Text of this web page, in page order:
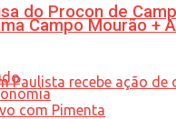
do Procon de
Campo Mourão +
com Pimenta